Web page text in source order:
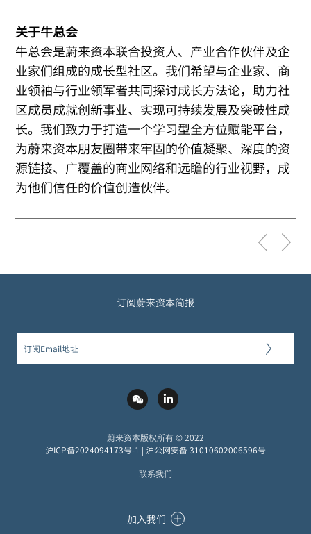
关于牛总会
牛总会是蔚来资本联合投资人、产业合作伙伴及企
业家们组成的成长型社区。我们希望与企业家、商
业领袖与行业领军者共同探讨成长方法论，助力社
区成员成就创新事业、实现可持续发展及突破性成
长。我们致力于打造一个学习型全方位赋能平台，
为蔚来资本朋友圈带来牢固的价值凝聚、深度的资
源链接、广覆盖的商业网络和远瞻的行业视野，成
为他们信任的价值创造伙伴。
订阅蔚来资本简报
蔚来资本版权所有 © 2022
沪ICP备2024094173号-1 | 沪公网安备 31010602006596号
联系我们
加入我们